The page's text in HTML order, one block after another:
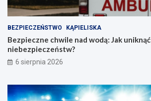
BEZPIECZEŃSTWO KĄPIELISKA
Bezpieczne chwile nad wodą: Jak uniknąć
niebezpieczeństw?
6 sierpnia 2026